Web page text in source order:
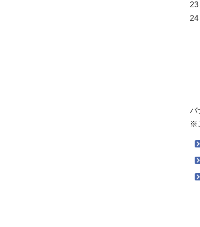
バ
※